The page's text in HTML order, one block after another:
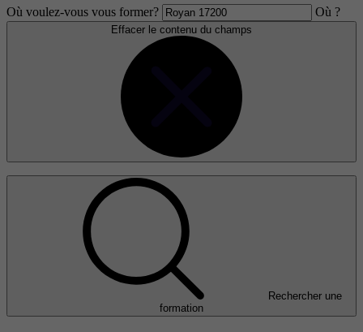
Où voulez-vous vous former? Où ?
Effacer le contenu du champs
Rechercher une
formation